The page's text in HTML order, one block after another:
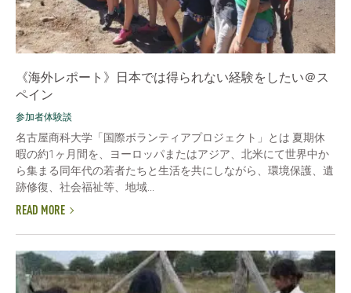
《海外レポート》日本では得られない経験をしたい＠ス
ペイン
参加者体験談
名古屋商科大学「国際ボランティアプロジェクト」とは 夏期休
暇の約1ヶ月間を、ヨーロッパまたはアジア、北米にて世界中か
ら集まる同年代の若者たちと生活を共にしながら、環境保護、遺
跡修復、社会福祉等、地域...
READ MORE